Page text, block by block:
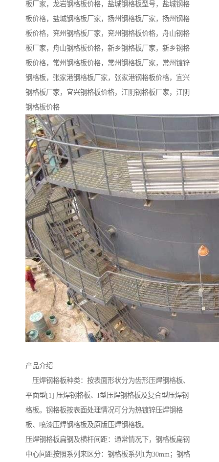
板厂家，龙岩钢格板价格，盐城钢格板型号，盐城钢格
板价格，盐城钢格板厂家，扬州钢格板厂家，扬州钢格
板价格，兖州钢格板厂家，兖州钢格板价格，舟山钢格
板厂家，舟山钢格板价格，新乡钢格板厂家，新乡钢格
板价格，常州钢格板价格，常州钢格板厂家，常州镀锌
钢格板，张家港钢格板厂家，张家港钢格板价格，宜兴
钢格板厂家，宜兴钢格板价格，江阴钢格板厂家，江阴
钢格板价格
产品介绍
压焊钢格板种类：按表面形状分为齿形压焊钢格板、
平面型[1] 压焊钢格板、I型压焊钢格板及复合型压焊钢
格板。钢格板按表面处理情况可分为热镀锌压焊钢格
板、喷漆压焊钢格板及原版压焊钢格板。
压焊钢格板扁钢及横杆间距：通常情况下，钢格板扁钢
中心间距按照系列来区分：钢格板系列1为30mm；钢格